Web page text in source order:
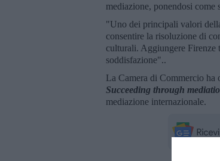
mediazione, ponendosi
"Uno dei principali valori
consentire la risoluzione di
culturali. Aggiungere
soddisfazione"..
La Camera di Commercio ha
Succeeding through
mediazione internazionale.